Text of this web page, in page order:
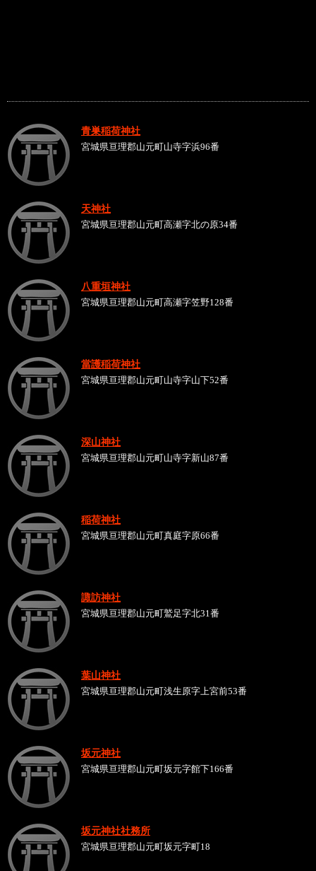
青巣稲荷神社
宮城県亘理郡山元町山寺字浜96番
天神社
宮城県亘理郡山元町高瀬字北の原34番
八重垣神社
宮城県亘理郡山元町高瀬字笠野128番
當護稲荷神社
宮城県亘理郡山元町山寺字山下52番
深山神社
宮城県亘理郡山元町山寺字新山87番
稲荷神社
宮城県亘理郡山元町真庭字原66番
諏訪神社
宮城県亘理郡山元町鷲足字北31番
葉山神社
宮城県亘理郡山元町浅生原字上宮前53番
坂元神社
宮城県亘理郡山元町坂元字館下166番
坂元神社社務所
宮城県亘理郡山元町坂元字町18